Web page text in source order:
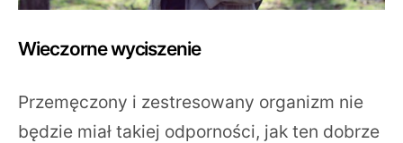
Wieczorne wyciszenie
Przemęczony i zestresowany organizm nie
będzie miał takiej odporności, jak ten dobrze